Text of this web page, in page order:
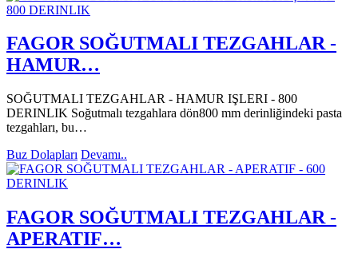
FAGOR SOĞUTMALI TEZGAHLAR -
HAMUR…
SOĞUTMALI TEZGAHLAR - HAMUR IŞLERI - 800
DERINLIK Soğutmalı tezgahlara dön800 mm derinliğindeki pasta
tezgahları, bu…
Buz Dolapları Devamı..
FAGOR SOĞUTMALI TEZGAHLAR -
APERATIF…